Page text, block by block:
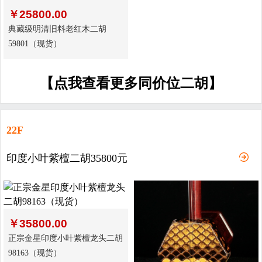
￥25800.00
典藏级明清旧料老红木二胡
59801（现货）
【点我查看更多同价位二胡】
22F
印度小叶紫檀二胡35800元
￥35800.00
正宗金星印度小叶紫檀龙头二胡
98163（现货）